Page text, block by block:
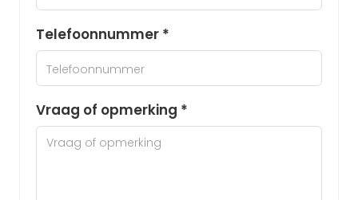
Telefoonnummer *
Vraag of opmerking *